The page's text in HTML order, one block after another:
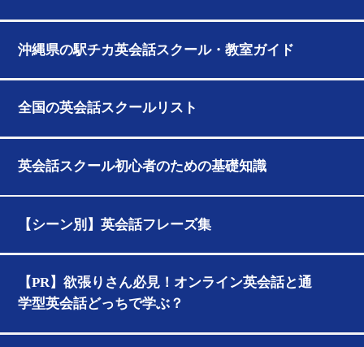
沖縄県の駅チカ英会話スクール・教室ガイド
全国の英会話スクールリスト
英会話スクール初心者のための基礎知識
【シーン別】英会話フレーズ集
【PR】欲張りさん必見！オンライン英会話と通
学型英会話どっちで学ぶ？